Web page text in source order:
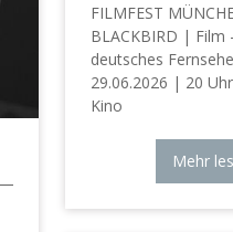
FILMFEST
BLACKBIRD | Film
deutsches
29.06.2026 | 20
Kino
Mehr